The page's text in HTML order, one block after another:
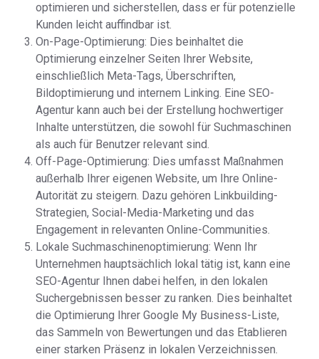
optimieren und sicherstellen, dass er für potenzielle
Kunden leicht auffindbar ist.
On-Page-Optimierung: Dies beinhaltet die
Optimierung einzelner Seiten Ihrer Website,
einschließlich Meta-Tags, Überschriften,
Bildoptimierung und internem Linking. Eine SEO-
Agentur kann auch bei der Erstellung hochwertiger
Inhalte unterstützen, die sowohl für Suchmaschinen
als auch für Benutzer relevant sind.
Off-Page-Optimierung: Dies umfasst Maßnahmen
außerhalb Ihrer eigenen Website, um Ihre Online-
Autorität zu steigern. Dazu gehören Linkbuilding-
Strategien, Social-Media-Marketing und das
Engagement in relevanten Online-Communities.
Lokale Suchmaschinenoptimierung: Wenn Ihr
Unternehmen hauptsächlich lokal tätig ist, kann eine
SEO-Agentur Ihnen dabei helfen, in den lokalen
Suchergebnissen besser zu ranken. Dies beinhaltet
die Optimierung Ihrer Google My Business-Liste,
das Sammeln von Bewertungen und das Etablieren
einer starken Präsenz in lokalen Verzeichnissen.